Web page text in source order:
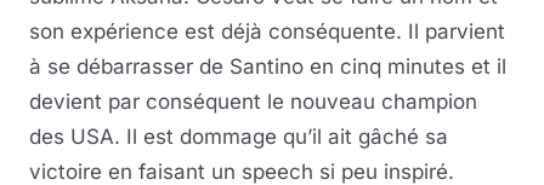
son expérience est déjà conséquente. Il parvient
à se débarrasser de Santino en cinq minutes et il
devient par conséquent le nouveau champion
des USA. Il est dommage qu’il ait gâché sa
victoire en faisant un speech si peu inspiré.